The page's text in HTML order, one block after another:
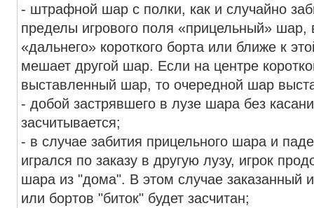
- штрафной шар с полки, как и случайно
пределы игрового поля «прицельный» шар,
«дальнего» короткого борта или ближе к
мешает другой шар. Если на центре
выставленный шар, то очередной шар
- добой застрявшего в лузе шара без
засчитывается;
- в случае забития прицельного шара и
игрался по заказу в другую лузу, игрок
шара из "дома". В этом случае заказанный
или бортов "биток" будет засчитан;